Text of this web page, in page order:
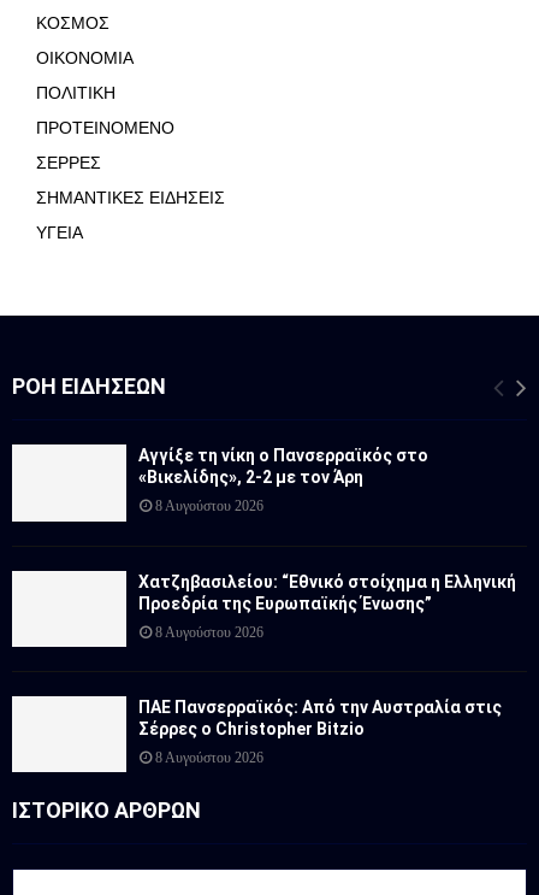
ΚΟΣΜΟΣ
ΟΙΚΟΝΟΜΙΑ
ΠΟΛΙΤΙΚΗ
ΠΡΟΤΕΙΝΟΜΕΝΟ
ΣΕΡΡΕΣ
ΣΗΜΑΝΤΙΚΕΣ ΕΙΔΗΣΕΙΣ
ΥΓΕΙΑ
ΡΟΉ ΕΙΔΉΣΕΩΝ
Αγγίξε τη νίκη ο Πανσερραϊκός στο
«Βικελίδης», 2-2 με τον Άρη
8 Αυγούστου 2026
Χατζηβασιλείου: “Εθνικό στοίχημα η Ελληνική
Προεδρία της Ευρωπαϊκής Ένωσης”
8 Αυγούστου 2026
ΠΑΕ Πανσερραϊκός: Από την Αυστραλία στις
Σέρρες ο Christopher Bitzio
8 Αυγούστου 2026
ΙΣΤΟΡΙΚΟ ΑΡΘΡΩΝ